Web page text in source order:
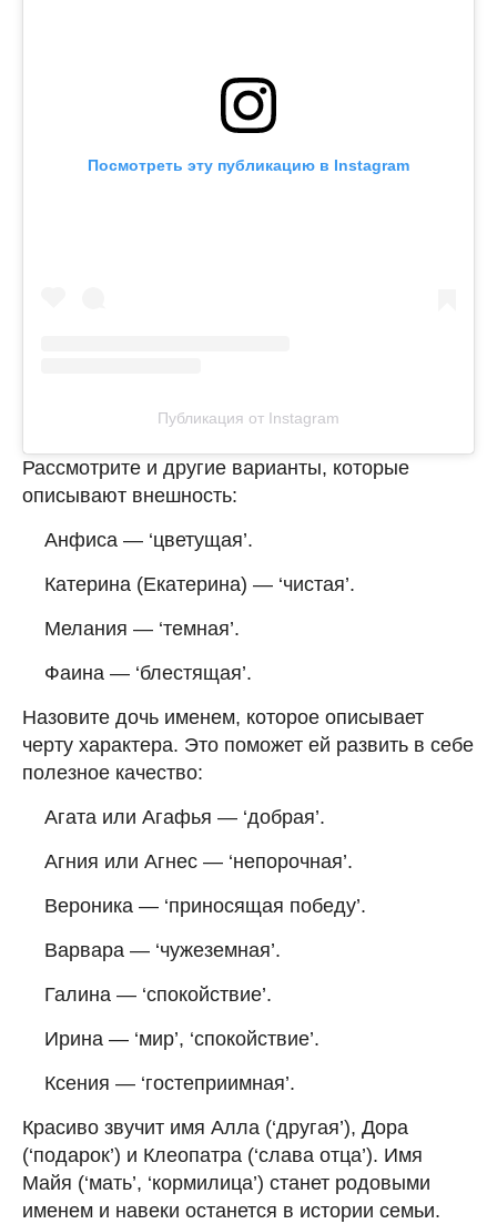
Посмотреть эту публикацию в Instagram
Публикация от Instagram
Рассмотрите и другие варианты, которые
описывают внешность:
Анфиса — ‘цветущая’.
Катерина (Екатерина) — ‘чистая’.
Мелания — ‘темная’.
Фаина — ‘блестящая’.
Назовите дочь именем, которое описывает
черту характера. Это поможет ей развить в себе
полезное качество:
Агата или Агафья — ‘добрая’.
Агния или Агнес — ‘непорочная’.
Вероника — ‘приносящая победу’.
Варвара — ‘чужеземная’.
Галина — ‘спокойствие’.
Ирина — ‘мир’, ‘спокойствие’.
Ксения — ‘гостеприимная’.
Красиво звучит имя Алла (‘другая’), Дора
(‘подарок’) и Клеопатра (‘слава отца’). Имя
Майя (‘мать’, ‘кормилица’) станет родовыми
именем и навеки останется в истории семьи.